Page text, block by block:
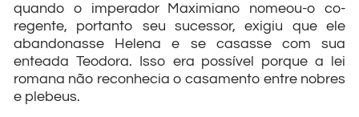
quando o imperador Maximiano nomeou-o co-
regente, portanto seu sucessor, exigiu que ele
abandonasse Helena e se casasse com sua
enteada Teodora. Isso era possível porque a lei
romana não reconhecia o casamento entre nobres
e plebeus.